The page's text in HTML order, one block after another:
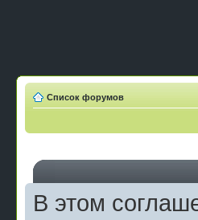
Список форумов
В этом